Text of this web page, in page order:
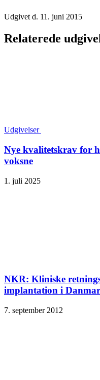
Udgivet d. 11. juni 2015
Relaterede
Udgivelser
Nye kvalitetskrav for
voksne
1. juli 2025
NKR: Kliniske
implantation i
7. september 2012